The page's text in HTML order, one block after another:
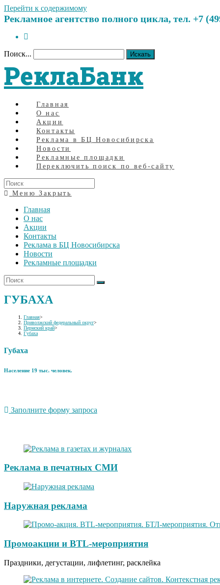
Перейти к содержимому
Рекламное агентство полного цикла, тел. +7
Поиск... Искать
РеклаБанк
Главная
О нас
Акции
Контакты
Реклама в БЦ Новосибирска
Новости
Рекламные площадки
Переключить поиск по веб-сайту
Меню Закрыть
Главная
О нас
Акции
Контакты
Реклама в БЦ Новосибирска
Новости
Рекламные площадки
ГУБАХА
Главная>
Приволжский федеральный округ>
Пермский край>
Губаха
Губаха
Население 19 тыс. человек.
Заполните форму запроса
Реклама в печатных СМИ
Наружная реклама
Промоакции и BTL-мероприятия
Праздники, дегустации, лифлетинг, расклейка